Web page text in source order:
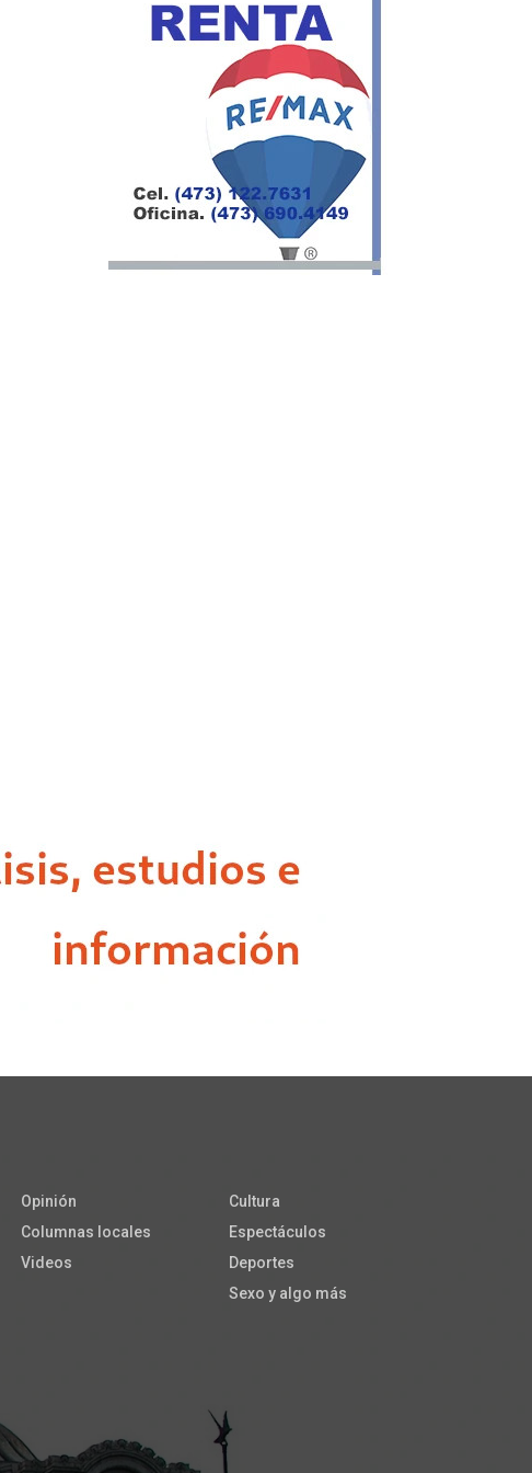
Opinión
Columnas locales
Videos
Cultura
Espectáculos
Deportes
Sexo y algo más